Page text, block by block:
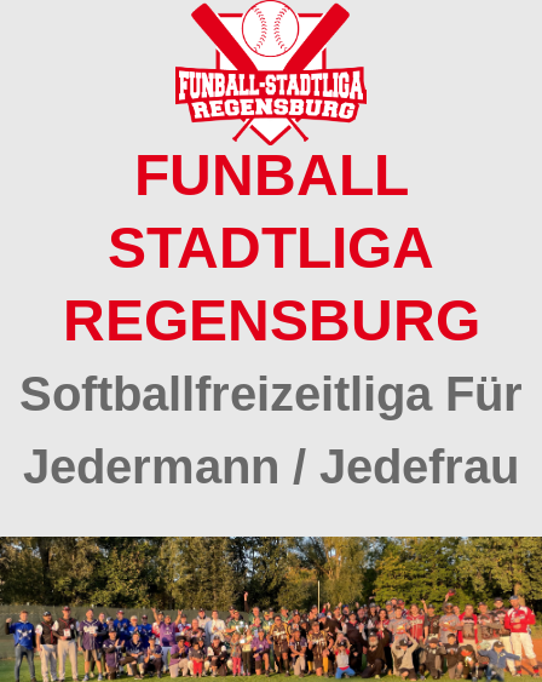
FUNBALL
STADTLIGA
REGENSBURG
Softballfreizeitliga Für
Jedermann / Jedefrau